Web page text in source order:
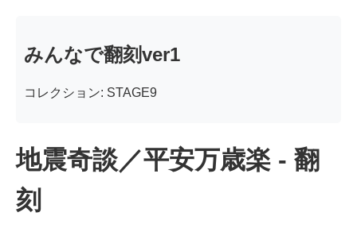
みんなで翻刻ver1
コレクション: STAGE9
地震奇談／平安万歳楽 - 翻
刻